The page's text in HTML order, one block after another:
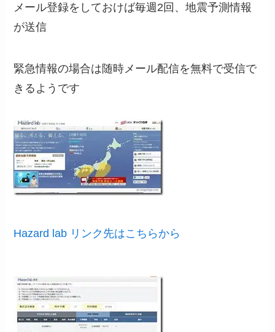
メール登録をしておけば毎週2回、地震予測情報
が送信
緊急情報の場合は随時メール配信を無料で受信で
きるようです
Hazard lab リンク先はこちらから